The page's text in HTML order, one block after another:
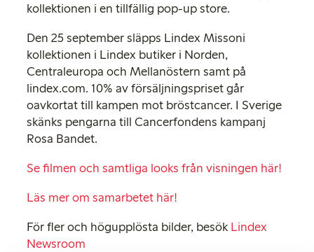
kollektionen i en tillfällig pop-up store.
Den 25 september släpps Lindex Missoni
kollektionen i Lindex butiker i Norden,
Centraleuropa och Mellanöstern samt på
lindex.com. 10% av försäljningspriset går
oavkortat till kampen mot bröstcancer. I Sverige
skänks pengarna till Cancerfondens kampanj
Rosa Bandet.
Se filmen och samtliga looks från visningen här!
Läs mer om samarbetet här!
För fler och högupplösta bilder, besök Lindex
Newsroom